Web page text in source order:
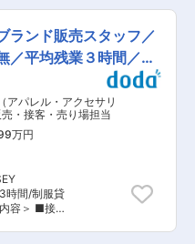
からの期待
企業から注
れた新素材
の有用性
め苦労する
りがいと希
■入社
そ3か月間
た成形品
・同時期
めていた
あります。
で、未経
でを一貫し
活躍いた
トへの送
容の企画立
の振り返
界観を守り
行います。
訴求やキ
など
は入社後
タッフと連
・ECに
社視点だけ
策に落とし
ます。実際
ランド販売スタッフ／
／平均残業３時間／産
アパレル・アクセサリ
・接客・売り場担当
万円
時間/制服貸
容＞ ■接